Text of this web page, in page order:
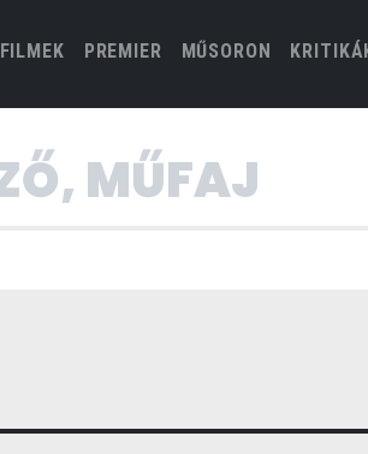
FILMEK(CURRENT)
PREMIER MŰSORON